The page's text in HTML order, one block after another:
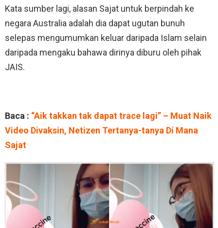
Kata sumber lagi, alasan Sajat untuk berpindah ke
negara Australia adalah dia dapat ugutan bunuh
selepas mengumumkan keluar daripada Islam selain
daripada mengaku bahawa dirinya diburu oleh pihak
JAIS.
Baca : “Aik takkan tak dapat trace lagi” – Muat Naik
Video Divaksin, Netizen Tertanya-tanya Di Mana
Sajat